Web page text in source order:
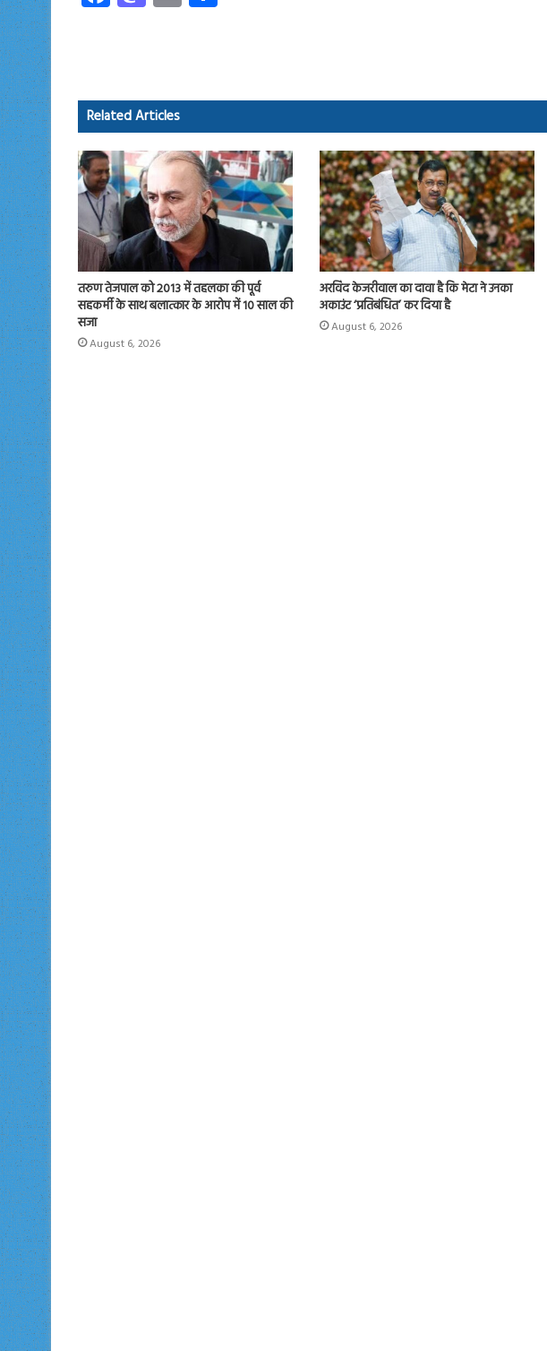
ce
ok
as
o
n
m
Related Articles
तरुण तेजपाल को 2013 में तहलका की पूर्व
सहकर्मी के साथ बलात्कार के आरोप में 10 साल की
सजा
August 6, 2026
अरविंद केजरीवाल का दावा है कि मेटा ने उनका
अकाउंट ‘प्रतिबंधित’ कर दिया है
August 6, 2026